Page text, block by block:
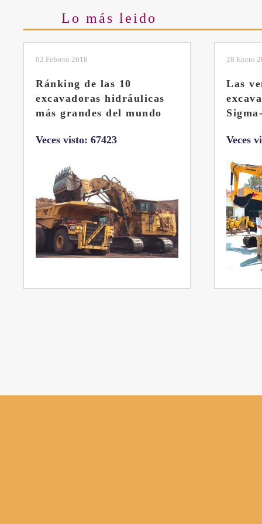
Lo más leido
28 Enero 2019
Las ventajas de la
excavadora Yanmar B7
Sigma-6
Veces visto: 32216
11 Marzo
El